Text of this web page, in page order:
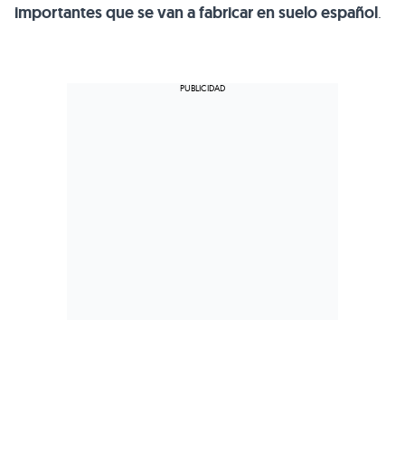
importantes que se van a fabricar en suelo español.